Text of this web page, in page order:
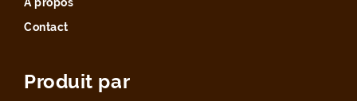
À propos
Contact
Produit par